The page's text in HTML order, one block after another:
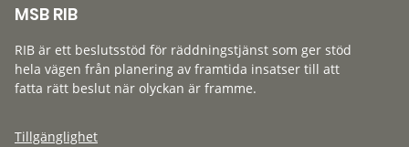
MSB RIB
RIB är ett beslutsstöd för räddningstjänst som ger stöd
hela vägen från planering av framtida insatser till att
fatta rätt beslut när olyckan är framme.
Tillgänglighet